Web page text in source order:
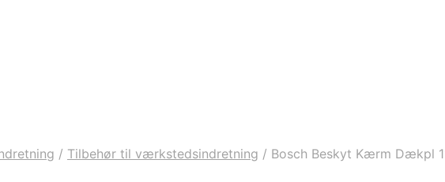
/ Tilbehør til værkstedsindretning / Bosch Beskyt Kærm Dækpl